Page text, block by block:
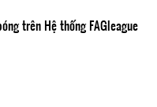
trên Hệ thống FAGleague